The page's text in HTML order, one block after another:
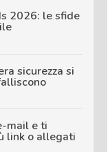
2026: le sfide
sicurezza si
mail e ti
link o allegati